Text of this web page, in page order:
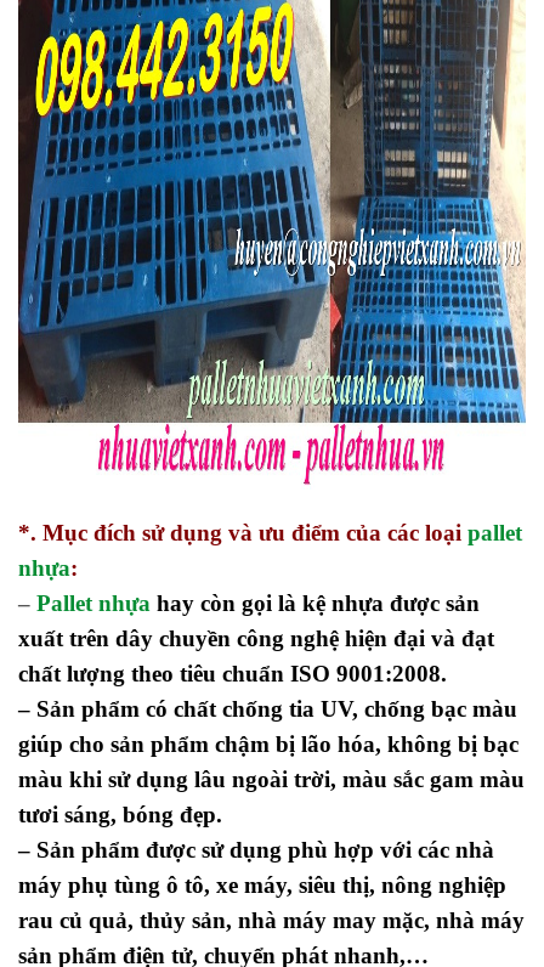
*. Mục đích sử dụng và ưu điểm của các loại pallet
nhựa:
– Pallet nhựa hay còn gọi là kệ nhựa được sản
xuất trên dây chuyền công nghệ hiện đại và đạt
chất lượng theo tiêu chuẩn ISO 9001:2008.
– Sản phẩm có chất chống tia UV, chống bạc màu
giúp cho sản phẩm chậm bị lão hóa, không bị bạc
màu khi sử dụng lâu ngoài trời, màu sắc gam màu
tươi sáng, bóng đẹp.
– Sản phẩm được sử dụng phù hợp với các nhà
máy phụ tùng ô tô, xe máy, siêu thị, nông nghiệp
rau củ quả, thủy sản, nhà máy may mặc, nhà máy
sản phẩm điện tử, chuyển phát nhanh,…